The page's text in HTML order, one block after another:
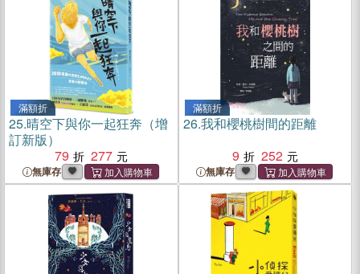
滿額折
25.晴空下與你一起狂奔（增
訂新版）
79
277
無庫存
滿額折
26.我和櫻桃樹間的距離
9
252
無庫存